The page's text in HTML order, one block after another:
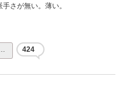
さが無い。薄い。
424